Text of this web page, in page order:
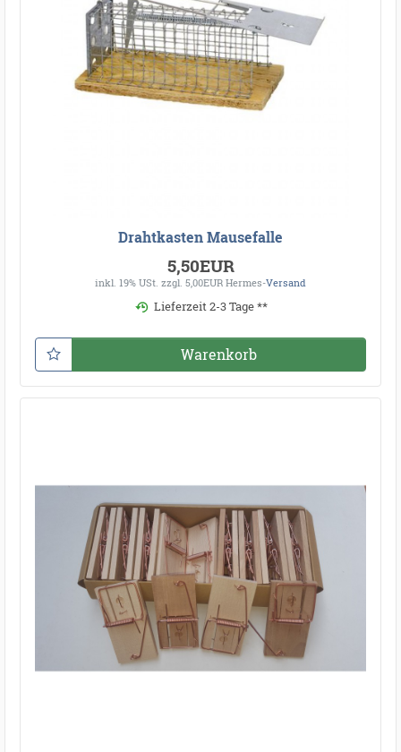
Drahtkasten Mausefalle
5,50EUR
inkl. 19% USt. zzgl. 5,00EUR Hermes-Versand
Lieferzeit 2-3 Tage **
Warenkorb